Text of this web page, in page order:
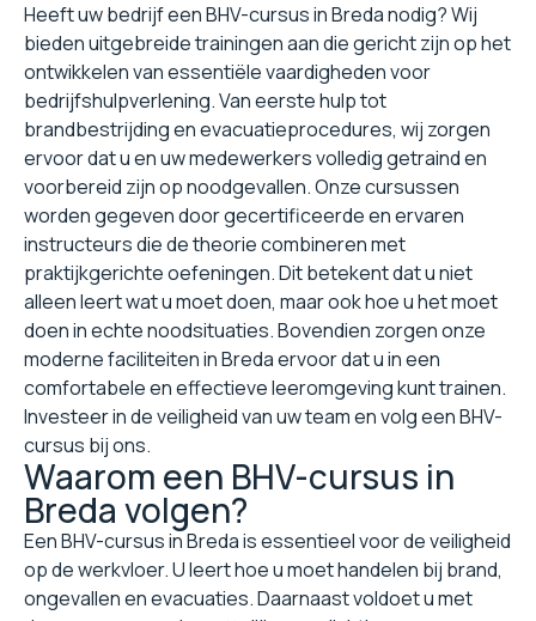
Heeft uw bedrijf een BHV-cursus in Breda nodig? Wij
bieden uitgebreide trainingen aan die gericht zijn op het
ontwikkelen van essentiële vaardigheden voor
bedrijfshulpverlening. Van eerste hulp tot
brandbestrijding en evacuatieprocedures, wij zorgen
ervoor dat u en uw medewerkers volledig getraind en
voorbereid zijn op noodgevallen. Onze cursussen
worden gegeven door gecertificeerde en ervaren
instructeurs die de theorie combineren met
praktijkgerichte oefeningen. Dit betekent dat u niet
alleen leert wat u moet doen, maar ook hoe u het moet
doen in echte noodsituaties. Bovendien zorgen onze
moderne faciliteiten in Breda ervoor dat u in een
comfortabele en effectieve leeromgeving kunt trainen.
Investeer in de veiligheid van uw team en volg een BHV-
cursus bij ons.
Waarom een BHV-cursus in
Breda volgen?
Een BHV-cursus in Breda is essentieel voor de veiligheid
op de werkvloer. U leert hoe u moet handelen bij brand,
ongevallen en evacuaties. Daarnaast voldoet u met